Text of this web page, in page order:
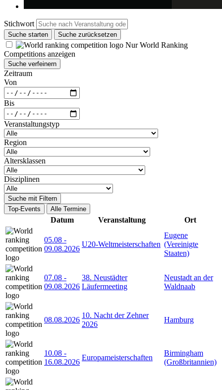
Stichwort
Suche starten Suche zurücksetzen
Nur World Ranking
Competitions anzeigen
Suche verfeinern
Zeitraum
Von
Bis
Veranstaltungstyp
Region
Altersklassen
Disziplinen
Suche mit Filtern
Top-Events
Alle Termine
Datum Veranstaltung Ort
05.08 -
09.08.2026
U20-Weltmeisterschaften
Eugene
(Vereinigte
Staaten)
07.08 -
09.08.2026
38. Neustädter
Läufermeeting
Neustadt an der
Waldnaab
08.08.2026
10. Nacht der Zehner
2026
Hamburg
10.08 -
16.08.2026
Europameisterschaften
Birmingham
(Großbritannien)